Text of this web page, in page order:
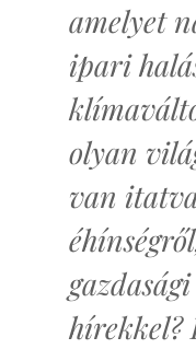
amelyet
ipari
olyan
van
hírekkel?